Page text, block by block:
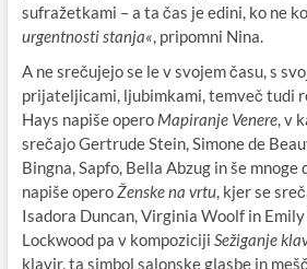
sufražetkami – a ta čas je edini, ko ne
urgentnosti stanja«, pripomni Nina.
A ne srečujejo se le v svojem času, s
prijateljicami, ljubimkami, temveč tudi
Hays napiše opero Mapiranje Venere, v
srečajo Gertrude Stein, Simone de
Bingna, Sapfo, Bella Abzug in še mnoge
napiše operoŽenske na vrtu, kjer se
Isadora Duncan, Virginia Woolf in
Lockwood pa v kompoziciji Sežiganje
klavir, ta simbol salonske glasbe in